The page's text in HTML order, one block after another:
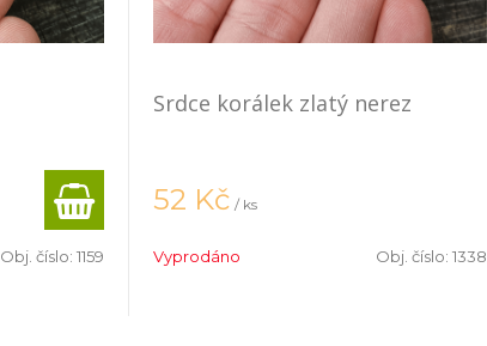
Obj. číslo: 1159
Srdce korálek zlatý nerez
52 Kč / ks
Vyprodáno Obj. číslo: 1338